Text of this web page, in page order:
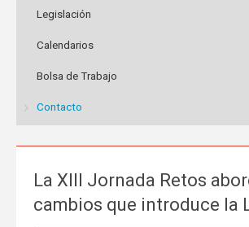
Legislación
Calendarios
Bolsa de Trabajo
Contacto
La XIII Jornada Retos
cambios que introduce la